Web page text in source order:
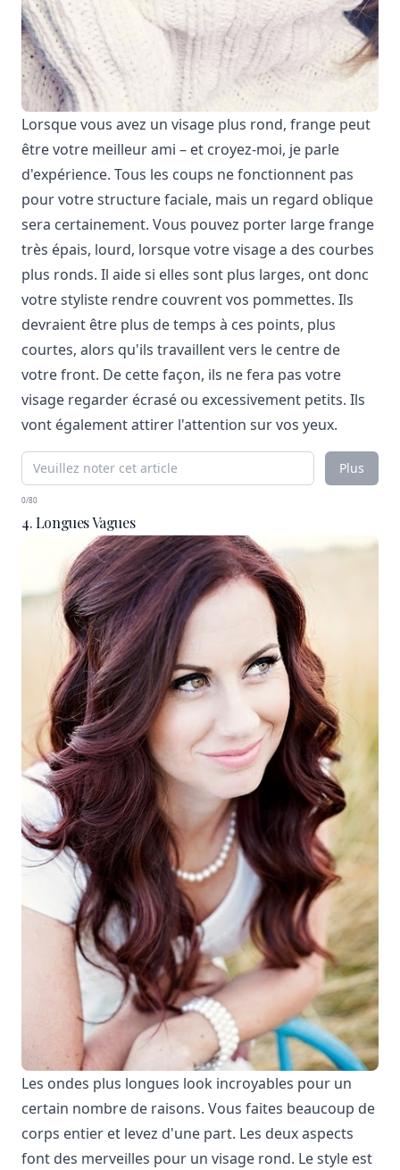
Lorsque vous avez un visage plus rond, frange peut
être votre meilleur ami – et croyez-moi, je parle
d'expérience. Tous les coups ne fonctionnent pas
pour votre structure faciale, mais un regard oblique
sera certainement. Vous pouvez porter large frange
très épais, lourd, lorsque votre visage a des courbes
plus ronds. Il aide si elles sont plus larges, ont donc
votre styliste rendre couvrent vos pommettes. Ils
devraient être plus de temps à ces points, plus
courtes, alors qu'ils travaillent vers le centre de
votre front. De cette façon, ils ne fera pas votre
visage regarder écrasé ou excessivement petits. Ils
vont également attirer l'attention sur vos yeux.
Plus
0/80
4. Longues Vagues
Les ondes plus longues look incroyables pour un
certain nombre de raisons. Vous faites beaucoup de
corps entier et levez d'une part. Les deux aspects
font des merveilles pour un visage rond. Le style est